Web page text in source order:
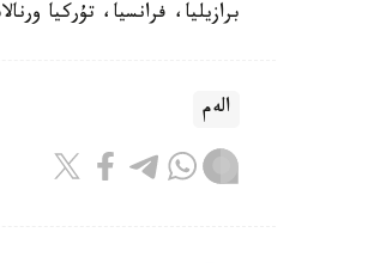
برازيليا، فرانسيا، تۇركيا
الەم